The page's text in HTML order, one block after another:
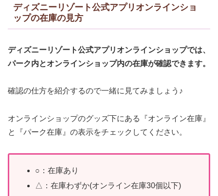
ディズニーリゾート公式アプリオンラインショ
ップの在庫の見方
ディズニーリゾート公式アプリオンラインショップでは、
パーク内とオンラインショップ内の在庫が確認できます。
確認の仕方を紹介するので一緒に見てみましょう♪
オンラインショップのグッズ下にある『オンライン在庫』
と『パーク在庫』の表示をチェックしてください。
○：在庫あり
△：在庫わずか(オンライン在庫30個以下)